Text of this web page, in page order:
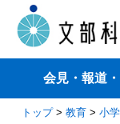
会見・報道
トップ> 教育 > 小